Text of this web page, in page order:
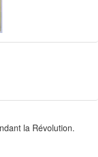
la Révolution.